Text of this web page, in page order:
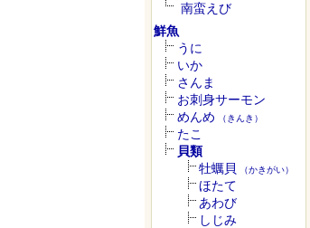
南蛮えび
鮮魚
うに
いか
さんま
お刺身サーモン
めんめ （きんき）
たこ
貝類
牡蠣貝
（かきがい）
ほたて
あわび
しじみ